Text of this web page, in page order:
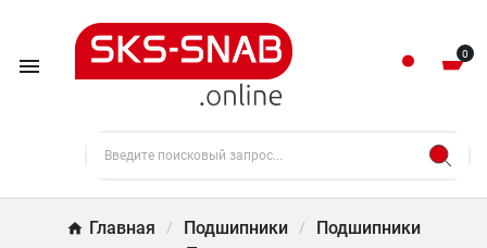
 0
Главная Подшипники
Подшипники